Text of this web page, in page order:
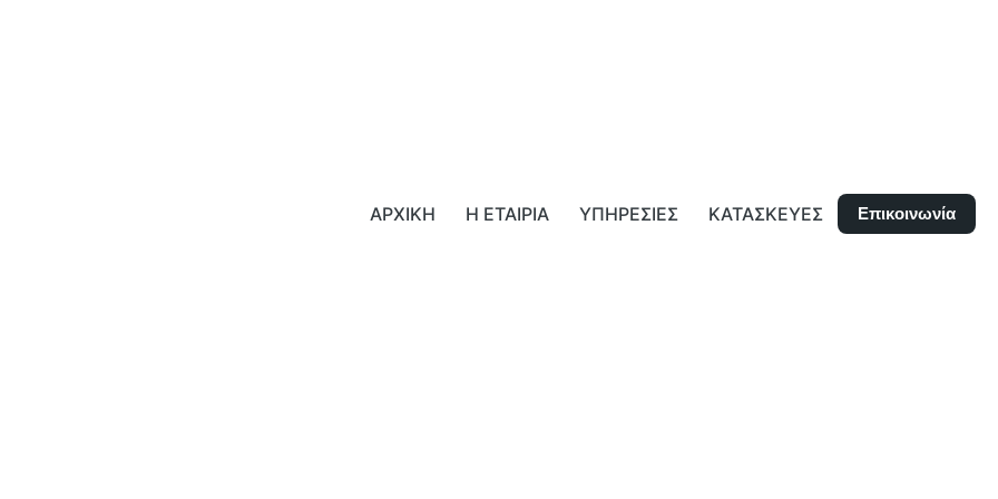
ΑΡΧΙΚΗ Η ΕΤΑΙΡΙΑ ΥΠΗΡΕΣΙΕΣ ΚΑΤΑΣΚΕΥΕΣ Επικοινωνία